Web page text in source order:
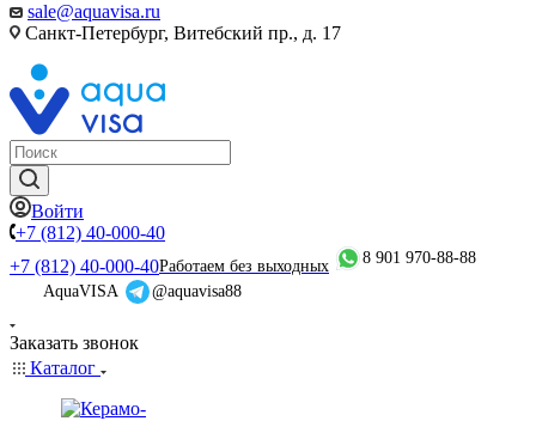
sale@aquavisa.ru
Санкт-Петербург, Витебский пр., д. 17
Войти
+7 (812) 40-000-40
+7 (812) 40-000-40Работаем без выходных
8 901 970-88-88
AquaVISA
@aquavisa88
Заказать звонок
Каталог